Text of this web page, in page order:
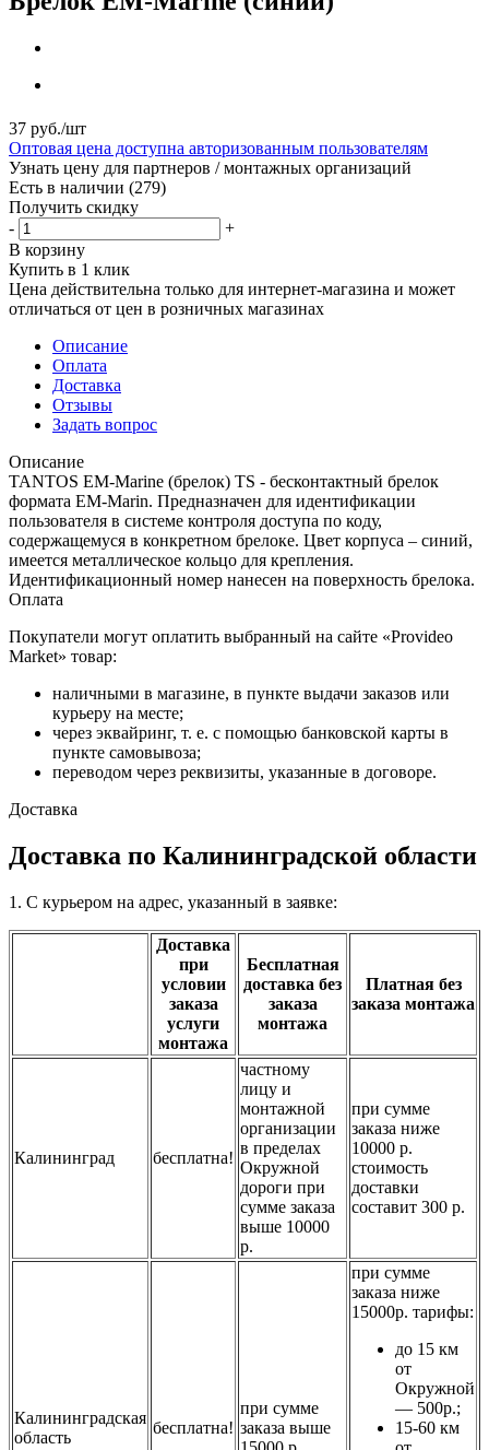
37 руб./шт
Оптовая цена доступна авторизованным пользователям
Узнать цену для партнеров / монтажных организаций
Есть в наличии (279)
Получить скидку
-
+
В корзину
Купить в 1 клик
Цена действительна только для интернет-магазина и может
отличаться от цен в розничных магазинах
Описание
Оплата
Доставка
Отзывы
Задать вопрос
Описание
TANTOS EM-Marine (брелок) TS - бесконтактный брелок
формата EM-Marin. Предназначен для идентификации
пользователя в системе контроля доступа по коду,
содержащемуся в конкретном брелоке. Цвет корпуса – синий,
имеется металлическое кольцо для крепления.
Идентификационный номер нанесен на поверхность брелока.
Оплата
Покупатели могут оплатить выбранный на сайте «Provideo
Market» товар:
наличными в магазине, в пункте выдачи заказов или
курьеру на месте;
через эквайринг, т. е. с помощью банковской карты в
пункте самовывоза;
переводом через реквизиты, указанные в договоре.
Доставка
Доставка по Калининградской области
1. С курьером на адрес, указанный в заявке:
Доставка
при
условии
заказа
услуги
монтажа
Бесплатная
доставка без
заказа
монтажа
Платная без
заказа монтажа
Калининград бесплатна!
частному
лицу и
монтажной
организации
в пределах
Окружной
дороги при
сумме заказа
выше 10000
р.
при сумме
заказа ниже
10000 р.
стоимость
доставки
составит 300 р.
Калининградская
область
бесплатна!
при сумме
заказа выше
при сумме
заказа ниже
15000р. тарифы:
до 15 км
от
Окружной
— 500р.;
15-60 км